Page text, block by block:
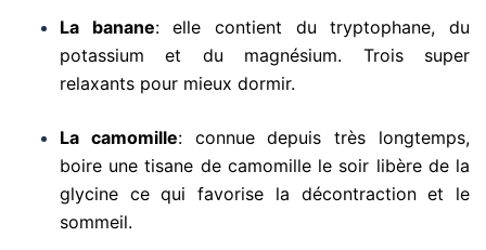
La banane: elle contient du tryptophane, du
potassium et du magnésium. Trois super
relaxants pour mieux dormir.
La camomille: connue depuis très longtemps,
boire une tisane de camomille le soir libère de la
glycine ce qui favorise la décontraction et le
sommeil.